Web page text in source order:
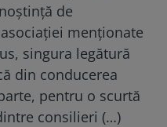
de
menționate
singura legătură
din conducerea
pentru o scurtă
consilieri (…)